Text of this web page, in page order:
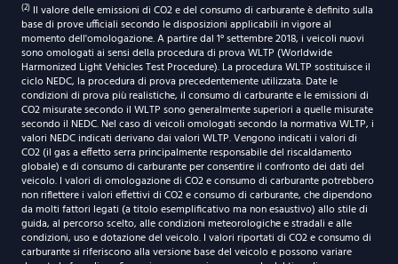
(2) Il valore delle emissioni di CO2 e del consumo di carburante è definito sulla
base di prove ufficiali secondo le disposizioni applicabili in vigore al
momento dell'omologazione. A partire dal 1° settembre 2018, i veicoli nuovi
sono omologati ai sensi della procedura di prova WLTP (Worldwide
Harmonized Light Vehicles Test Procedure). La procedura WLTP sostituisce il
ciclo NEDC, la procedura di prova precedentemente utilizzata. Date le
condizioni di prova più realistiche, il consumo di carburante e le emissioni di
CO2 misurate secondo il WLTP sono generalmente superiori a quelle misurate
secondo il NEDC. Nel caso di veicoli omologati secondo la normativa WLTP, i
valori NEDC indicati derivano dai valori WLTP. Vengono indicati i valori di
CO2 (il gas a effetto serra principalmente responsabile del riscaldamento
globale) e di consumo di carburante per consentire il confronto dei dati del
veicolo. I valori di omologazione di CO2 e consumo di carburante potrebbero
non riflettere i valori effettivi di CO2 e consumo di carburante, che dipendono
da molti fattori legati (a titolo esemplificativo ma non esaustivo) allo stile di
guida, al percorso scelto, alle condizioni meteorologiche e stradali e alle
condizioni, uso e dotazione del veicolo. I valori riportati di CO2 e consumo di
carburante si riferiscono alla versione base del veicolo e possono variare